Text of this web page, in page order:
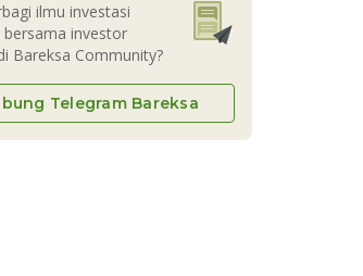
ilmu investasi
bersama investor
Bareksa Community?
Telegram Bareksa